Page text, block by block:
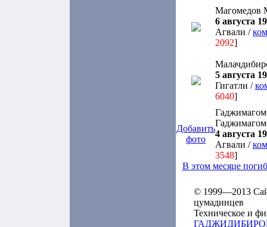
Магомедов
6 августа
Агвали /
2092]
5 августа
Гигатли /
6040]
Добавить
фото
4 августа
Агвали /
3548]
В этом месяце
© 1999—2013
цумадинцев
Техническое и